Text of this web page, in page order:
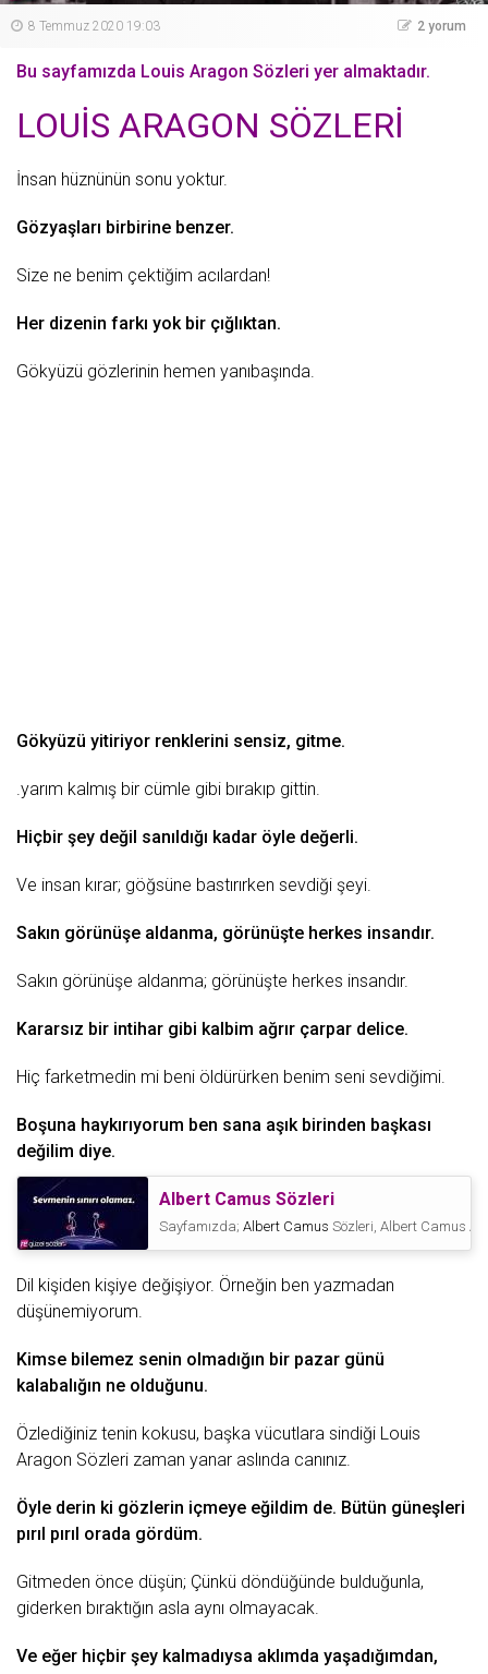
8 Temmuz 2020 19:03 2 yorum
Bu sayfamızda Louis Aragon Sözleri yer almaktadır.
LOUİS ARAGON SÖZLERİ
İnsan hüznünün sonu yoktur.
Gözyaşları birbirine benzer.
Size ne benim çektiğim acılardan!
Her dizenin farkı yok bir çığlıktan.
Gökyüzü gözlerinin hemen yanıbaşında.
Gökyüzü yitiriyor renklerini sensiz, gitme.
.yarım kalmış bir cümle gibi bırakıp gittin.
Hiçbir şey değil sanıldığı kadar öyle değerli.
Ve insan kırar; göğsüne bastırırken sevdiği şeyi.
Sakın görünüşe aldanma, görünüşte herkes insandır.
Sakın görünüşe aldanma; görünüşte herkes insandır.
Kararsız bir intihar gibi kalbim ağrır çarpar delice.
Hiç farketmedin mi beni öldürürken benim seni sevdiğimi.
Boşuna haykırıyorum ben sana aşıkbirinden başkası
değilim diye.
Albert Camus Sözleri
Sayfamızda; Albert Camus Sözleri, Albert Camus
Dil kişiden kişiye değişiyor. Örneğin ben yazmadan
düşünemiyorum.
Kimse bilemez senin olmadığın bir pazar günü
kalabalığın ne olduğunu.
Özlediğiniz tenin kokusu, başka vücutlara sindiği Louis
Aragon Sözleri zaman yanar aslında canınız.
Öyle derin ki gözlerin içmeye eğildim de. Bütün güneşleri
pırıl pırıl orada gördüm.
Gitmeden önce düşün; Çünkü döndüğünde bulduğunla,
giderken bıraktığın asla aynı olmayacak.
Ve eğer hiçbir şey kalmadıysa aklımda yaşadığımdan,